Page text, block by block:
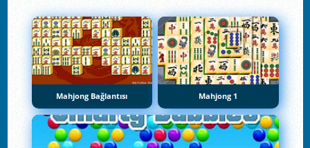
Mahjong Bağlantısı Mahjong 1